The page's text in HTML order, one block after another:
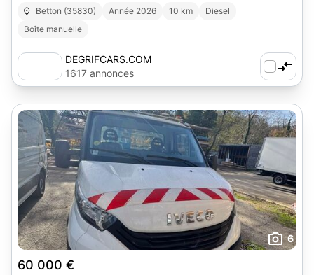
Betton (35830) Année 2026 10 km
Diesel
Boîte manuelle
DEGRIFCARS.COM
1617 annonces
6
60 000 €